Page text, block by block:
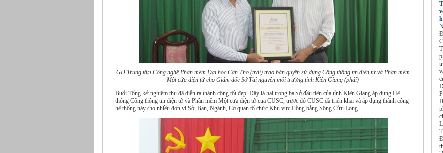
GĐ Trung tâm Công nghệ Phần mềm Đại học Cần Thơ (trái) trao bản quyền sử dụng Cổng thông tin điện tử và Phần mềm
Một cửa điện tử cho Giám đốc Sở Tài nguyên môi trường tỉnh Kiên Giang (phải)
Buổi Tổng kết nghiệm thu đã diễn ra thành công tốt đẹp. Đây là hai trong ba Sở đầu tiên của tỉnh Kiên Giang áp dụng Hệ
thống Cổng thông tin điện tử và Phần mềm Một cửa điện tử của CUSC, trước đó CUSC đã triển khai và áp dụng thành công
hệ thống này cho nhiều đơn vị Sở, Ban, Ngành, Cơ quan tổ chức Khu vực Đồng bằng Sông Cửu Long.